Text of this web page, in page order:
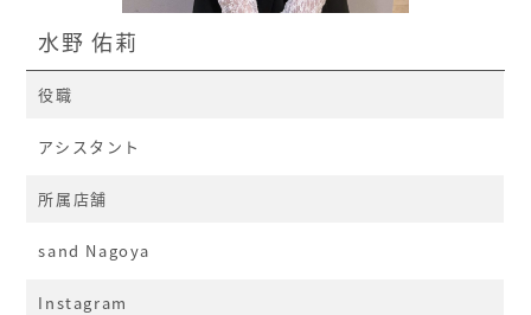
水野 佑莉
役職
アシスタント
所属店舗
sand Nagoya
Instagram